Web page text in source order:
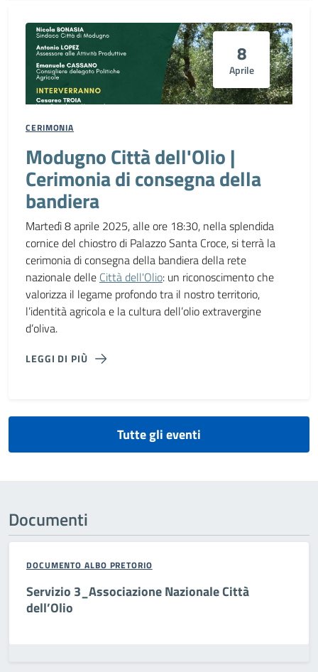
8
Aprile
CERIMONIA
Modugno Città dell'Olio |
Cerimonia di consegna della
bandiera
Martedì 8 aprile 2025, alle ore 18:30, nella splendida
cornice del chiostro di Palazzo Santa Croce, si terrà la
cerimonia di consegna della bandiera della rete
nazionale delle Città dell'Olio: un riconoscimento che
valorizza il legame profondo tra il nostro territorio,
l’identità agricola e la cultura dell’olio extravergine
d’oliva.
LEGGI DI PIÙ
Tutte gli eventi
Documenti
DOCUMENTO ALBO PRETORIO
Servizio 3_Associazione Nazionale Città
dell’Olio